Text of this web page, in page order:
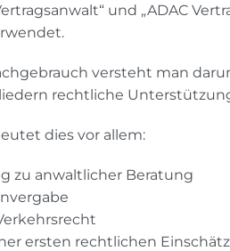
und „ADAC
versteht man
rechtliche
dies vor allem:
zu anwaltlicher Beratung
ersten rechtlichen